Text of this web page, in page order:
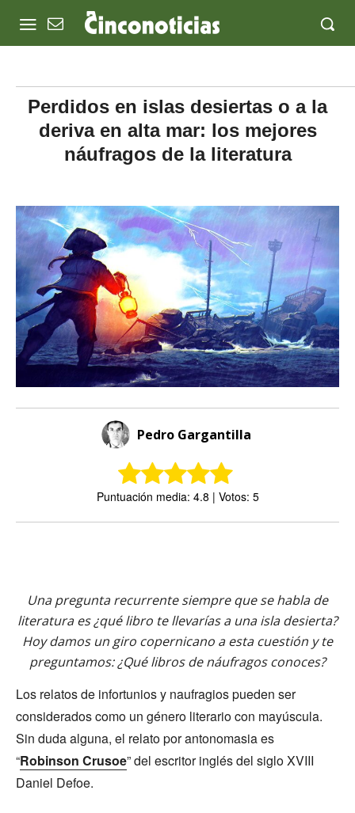
Perdidos en islas desiertas o a la
deriva en alta mar: los mejores
náufragos de la literatura
Pedro Gargantilla
Puntuación media: 4.8 | Votos: 5
Una pregunta recurrente siempre que se habla de
literatura es ¿qué libro te llevarías a una isla desierta?
Hoy damos un giro copernicano a esta cuestión y te
preguntamos: ¿Qué libros de náufragos conoces?
Los relatos de infortunios y naufragios pueden ser
considerados como un género literario con mayúscula.
Sin duda alguna, el relato por antonomasia es
“Robinson Crusoe” del escritor inglés del siglo XVIII
Daniel Defoe.